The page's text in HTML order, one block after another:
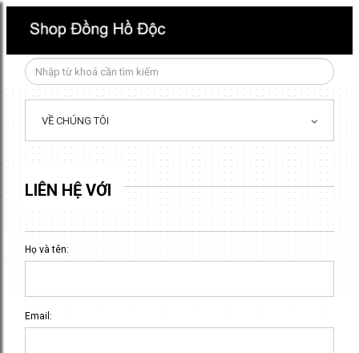
VỀ CHÚNG TÔI
LIÊN HỆ VỚI
Họ và tên:
Email: